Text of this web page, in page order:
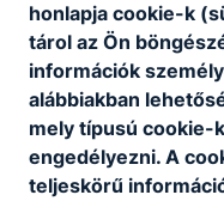
honlapja cookie-k
tárol az Ön
információk
alábbiakban
mely típusú cookie-
engedélyezni. A
teljeskörű